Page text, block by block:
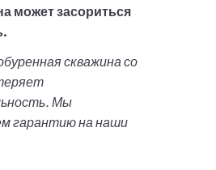
может засориться
скважина со
Мы
гарантию на наши